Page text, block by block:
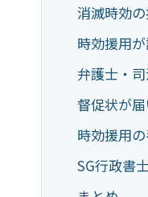
消滅時効
時効援用
弁護士・
督促状が
時効援用
SG行政書